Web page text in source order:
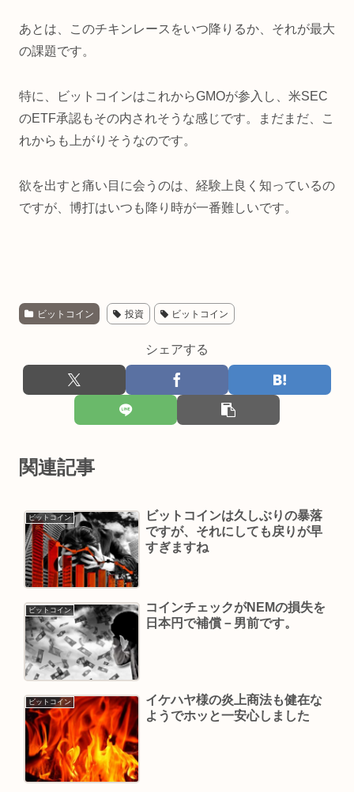
あとは、このチキンレースをいつ降りるか、それが最大
の課題です。
特に、ビットコインはこれからGMOが参入し、米SEC
のETF承認もその内されそうな感じです。まだまだ、こ
れからも上がりそうなのです。
欲を出すと痛い目に会うのは、経験上良く知っているの
ですが、博打はいつも降り時が一番難しいです。
ビットコイン 投資 ビットコイン
シェアする
関連記事
ビットコイン
ビットコインは久しぶりの暴落
ですが、それにしても戻りが早
すぎますね
ビットコイン
コインチェックがNEMの損失を
日本円で補償－男前です。
ビットコイン
イケハヤ様の炎上商法も健在な
ようでホッと一安心しました